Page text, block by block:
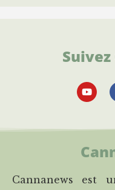
Cannanews est